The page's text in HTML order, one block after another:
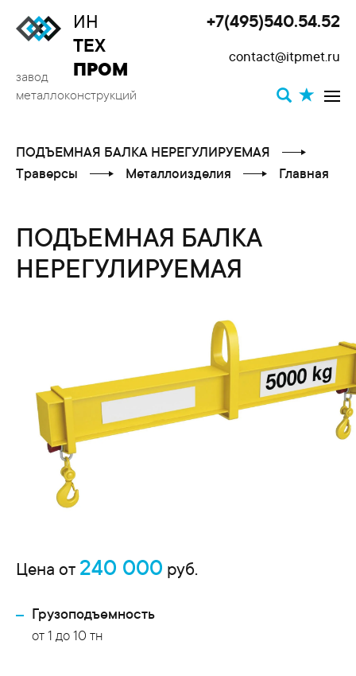
ИН
ТЕХ
ПРОМ
завод
металлоконструкций
+7(495)540.54.52
contact@itpmet.ru
ПОДЪЕМНАЯ БАЛКА НЕРЕГУЛИРУЕМАЯ
Траверсы
Металлоизделия Главная
ПОДЪЕМНАЯ БАЛКА
НЕРЕГУЛИРУЕМАЯ
Цена от 240 000 руб.
Грузоподъемность
от 1 до 10 тн